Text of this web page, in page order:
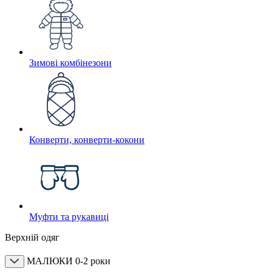
Зимові комбінезони
Конверти, конверти-кокони
Муфти та рукавиці
Верхній одяг
МАЛЮКИ 0-2 роки